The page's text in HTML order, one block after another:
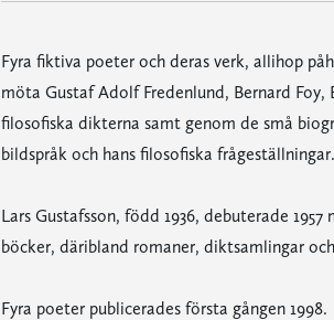
Fyra fiktiva poeter och deras verk, allihop
möta Gustaf Adolf Fredenlund, Bernard
filosofiska dikterna samt genom de små
bildspråk och hans filosofiska frågeställningar.
Lars Gustafsson, född 1936, debuterade
böcker, däribland romaner, diktsamlingar
Fyra poeter publicerades första gången 1998.